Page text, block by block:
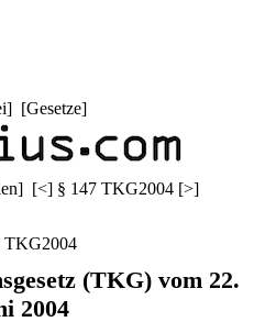
] [Gesetze]
] [<] § 147 TKG2004 [>]
TKG2004
(TKG) vom 22.
2004